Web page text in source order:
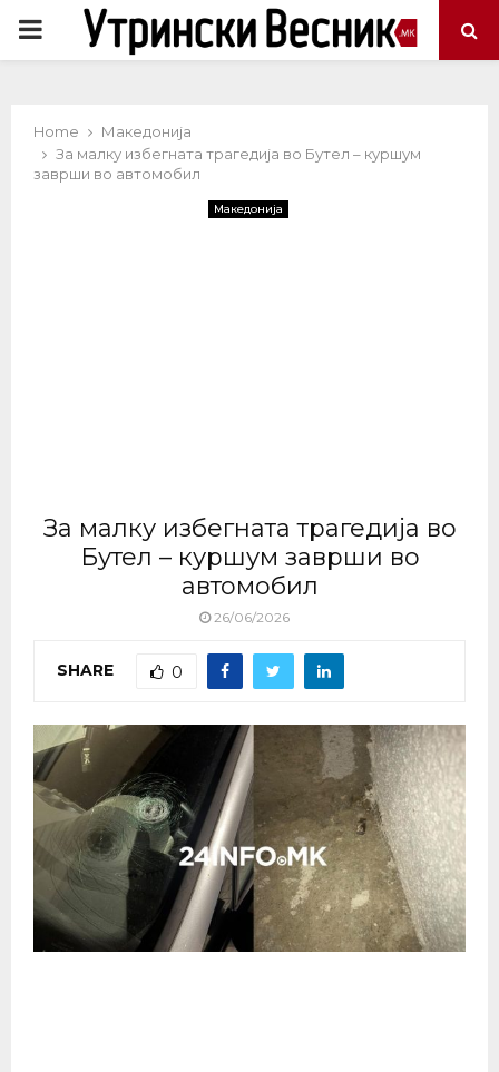
PRIMARY
Home
Македонија
За малку избегната трагедија во Бутел – куршум
заврши во автомобил
Македонија
За малку избегната трагедија во
Бутел – куршум заврши во
автомобил
26/06/2026
SHARE 0